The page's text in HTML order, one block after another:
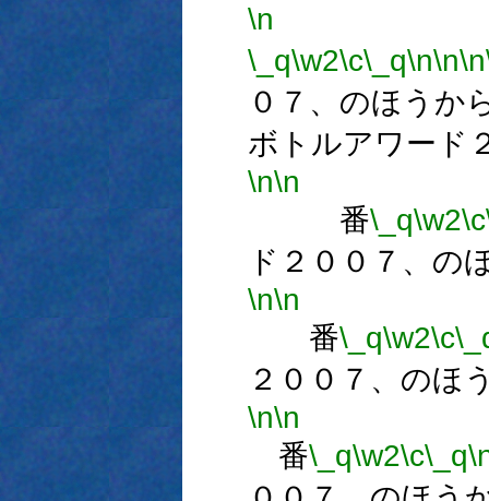
\n
\_q\w2\c\_q\n\n\n
０７、のほうか
ボトルアワード
\n\n
番\_q\w2\c
ド２００７、の
\n\n
番\_q\w2\c
２００７、のほ
\n\n
番\_q\w2\c\_q